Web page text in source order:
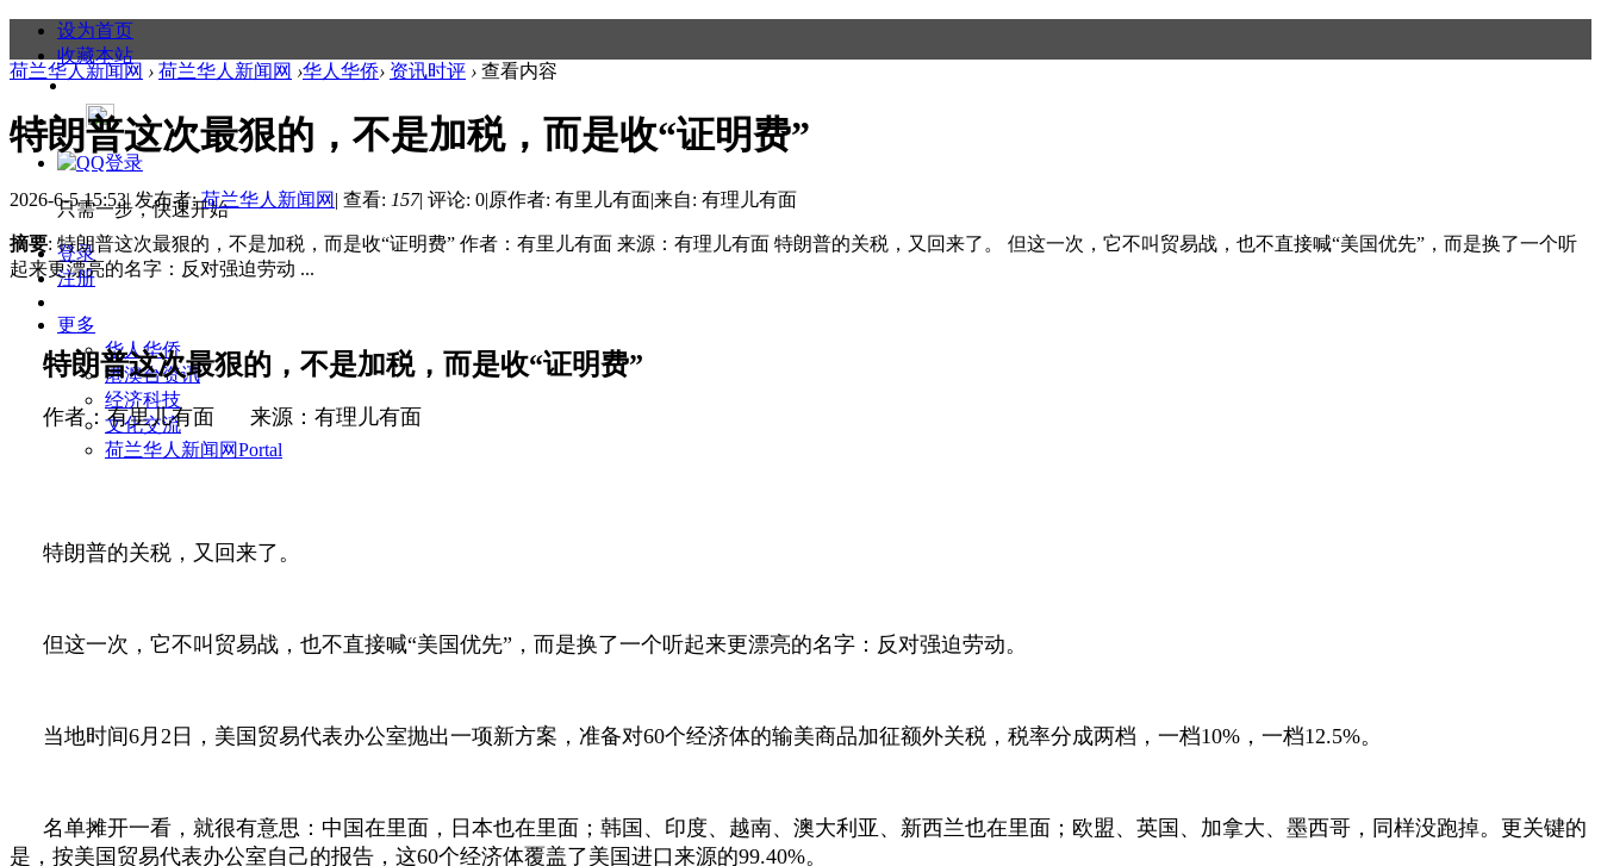
设为首页
收藏本站
只需一步，快速开始
登录
注册
更多
华人华侨
港澳台资讯
经济科技
文化交流
荷兰华人新闻网Portal
荷兰华人新闻网 › 荷兰华人新闻网 ›华人华侨› 资讯时评 › 查看内容
特朗普这次最狠的，不是加税，而是收“证明费”
2026-6-5 15:53|发布者:荷兰华人新闻网 | 查看: 157| 评论: 0|原作者: 有里儿有面|来自: 有理儿有面
摘要: 特朗普这次最狠的，不是加税，而是收“证明费” 作者：有里儿有面 来源：有理儿有面 特朗普的关税，又回来了。 但这一次，它不叫贸易战，也不直接喊“美国优先”，而是换了一个听
起来更漂亮的名字：反对强迫劳动 ...
特朗普这次最狠的，不是加税，而是收“证明费”
作者：有里儿有面 来源：有理儿有面
特朗普的关税，又回来了。
但这一次，它不叫贸易战，也不直接喊“美国优先”，而是换了一个听起来更漂亮的名字：反对强迫劳动。
当地时间6 月 2 日，美国贸易代表办公室抛出一项新方案，准备对60个经济体的输美商品加征额外关税，税率分成两档，一档10% ，一档12.5%。
名单摊开一看，就很有意思：中国在里面，日本也在里面；韩国、印度、越南、澳大利亚、新西兰也在里面；欧盟、英国、加拿大、墨西哥，同样没跑掉。更关键的
是，按美国贸易代表办公室自己的报告，这60个经济体覆盖了美国进口来源的99.40%。